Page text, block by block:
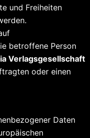
und Freiheiten
betroffene Person
Verlagsgesellschaft
oder einen
Daten